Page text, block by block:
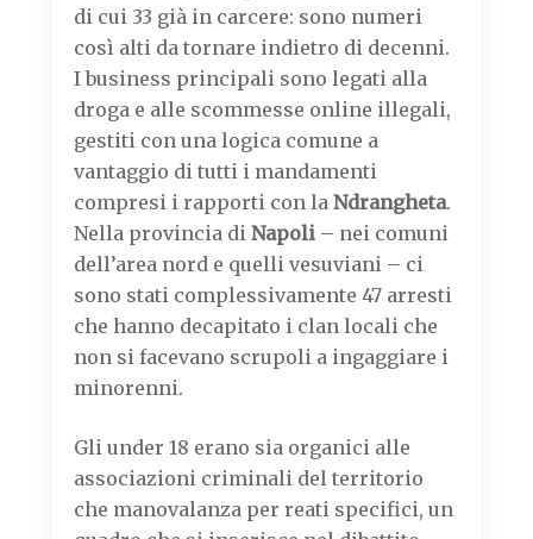
di cui 33 già in carcere: sono numeri
così alti da tornare indietro di decenni.
I business principali sono legati alla
droga e alle scommesse online illegali,
gestiti con una logica comune a
vantaggio di tutti i mandamenti
compresi i rapporti con la Ndrangheta.
Nella provincia di Napoli – nei comuni
dell’area nord e quelli vesuviani – ci
sono stati complessivamente 47 arresti
che hanno decapitato i clan locali che
non si facevano scrupoli a ingaggiare i
minorenni.
Gli under 18 erano sia organici alle
associazioni criminali del territorio
che manovalanza per reati specifici, un